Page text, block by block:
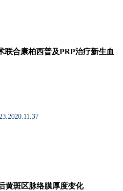
联合康柏西普及PRP治疗新生血
黄斑区脉络膜厚度变化